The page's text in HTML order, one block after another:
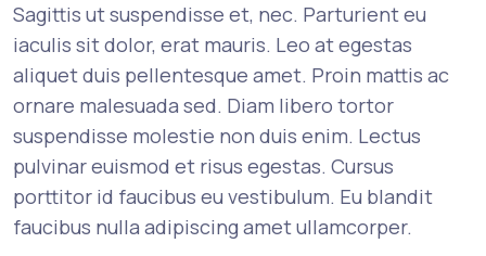
Sagittis ut suspendisse et, nec. Parturient eu
iaculis sit dolor, erat mauris. Leo at egestas
aliquet duis pellentesque amet. Proin mattis ac
ornare malesuada sed. Diam libero tortor
suspendisse molestie non duis enim. Lectus
pulvinar euismod et risus egestas. Cursus
porttitor id faucibus eu vestibulum. Eu blandit
faucibus nulla adipiscing amet ullamcorper.